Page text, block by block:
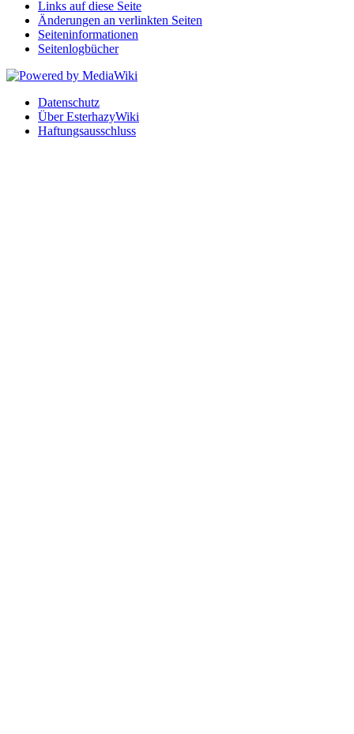
Links auf diese Seite
Änderungen an verlinkten Seiten
Seiten­informationen
Seitenlogbücher
Datenschutz
Über EsterhazyWiki
Haftungsausschluss